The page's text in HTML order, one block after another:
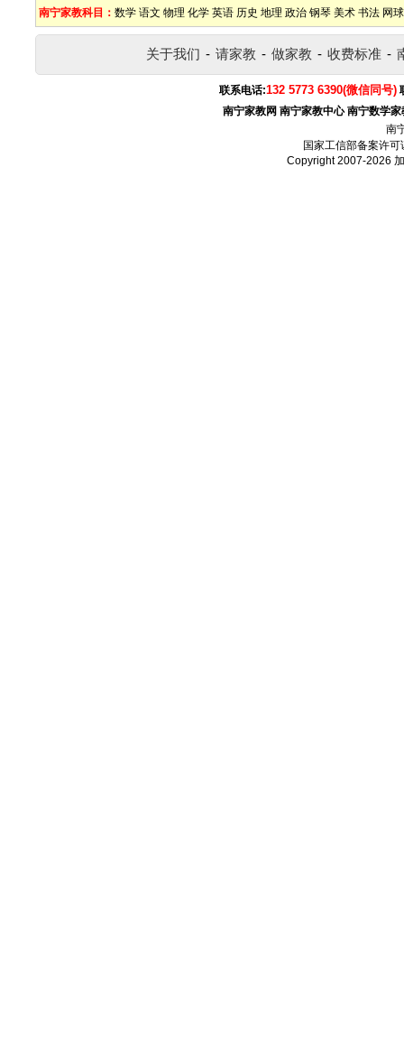
南宁家教科目： 数学 语文 物理 化学 英语 历史 地理 政治 钢琴 美术 书法 网球
关于我们 - 请家教 - 做家教 - 收费标准 -
联系电话:132 5773 6390(微信同号)
南宁家教网 南宁家教中心 南宁数学家
南
国家工信部备案许可
Copyright 2007-2026